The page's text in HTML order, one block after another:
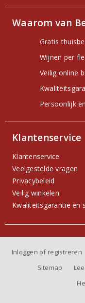
Waarom van
Gratis
Wijnen per
Veilig online
Persoonlijk
Klantenservice
Klantenservice
Veelgestelde vragen
Privacybeleid
Veilig winkelen
Kwaliteitsgarantie en
Inloggen of registreren
Sitemap